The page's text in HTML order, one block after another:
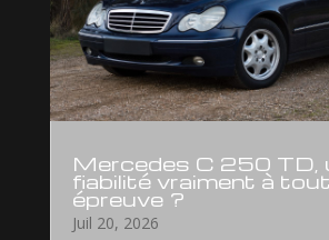
Mercedes C 250 TD,
fiabilité vraiment à
épreuve ?
Juil 20, 2026